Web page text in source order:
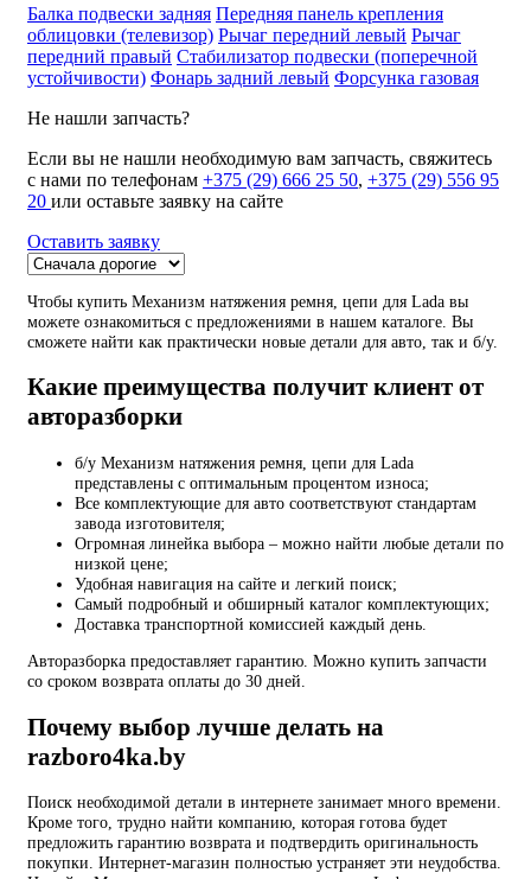
Балка подвески задняя Передняя панель крепления
облицовки (телевизор) Рычаг передний левый Рычаг
передний правый Стабилизатор подвески (поперечной
устойчивости) Фонарь задний левый Форсунка газовая
Не нашли запчасть?
Если вы не нашли необходимую вам запчасть, свяжитесь
с нами по телефонам +375 (29) 666 25 50, +375 (29) 556 95
20 или оставьте заявку на сайте
Оставить заявку
Чтобы купить Механизм натяжения ремня, цепи для Lada вы
можете ознакомиться с предложениями в нашем каталоге. Вы
сможете найти как практически новые детали для авто, так и б/у.
Какие преимущества получит клиент от
авторазборки
б/у Механизм натяжения ремня, цепи для Lada
представлены с оптимальным процентом износа;
Все комплектующие для авто соответствуют стандартам
завода изготовителя;
Огромная линейка выбора – можно найти любые детали по
низкой цене;
Удобная навигация на сайте и легкий поиск;
Самый подробный и обширный каталог комплектующих;
Доставка транспортной комиссией каждый день.
Авторазборка предоставляет гарантию. Можно купить запчасти
со сроком возврата оплаты до 30 дней.
Почему выбор лучше делать на
razboro4ka.by
Поиск необходимой детали в интернете занимает много времени.
Кроме того, трудно найти компанию, которая готова будет
предложить гарантию возврата и подтвердить оригинальность
покупки. Интернет-магазин полностью устраняет эти неудобства.